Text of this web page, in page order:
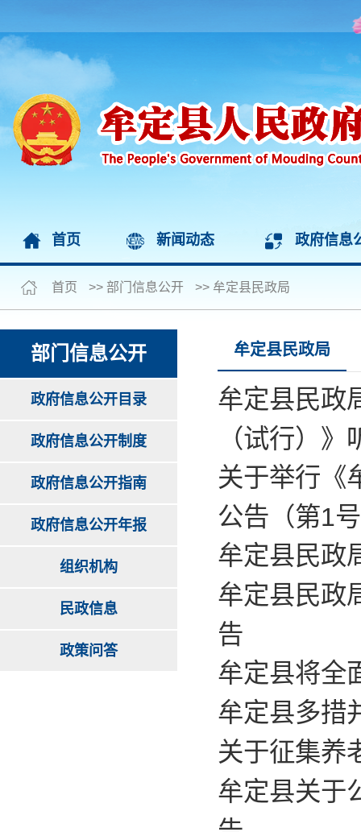
首页 新闻动态 政府信息
首页 >> 部门信息公开 >> 牟定县民政局
部门信息公开
政府信息公开目录
政府信息公开制度
政府信息公开指南
政府信息公开年报
组织机构
民政信息
政策问答
牟定县民政局
牟定县民政
（试行）
关于举行《
公告（第1
牟定县民政
牟定县民政
告
牟定县将全
牟定县多措
关于征集养
牟定县关于